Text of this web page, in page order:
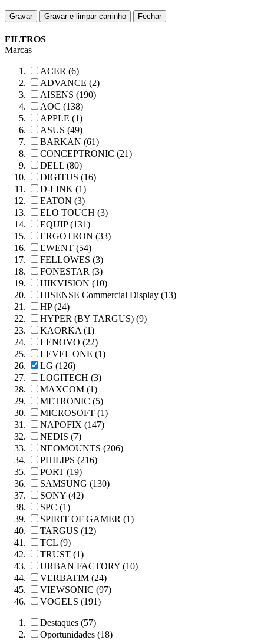
Gravar Gravar e limpar carrinho Fechar
FILTROS
Marcas
ACER (6)
ADVANCE (2)
AISENS (190)
AOC (138)
APPLE (1)
ASUS (49)
BARKAN (61)
CONCEPTRONIC (21)
DELL (80)
DIGITUS (16)
D-LINK (1)
EATON (3)
ELO TOUCH (3)
EQUIP (131)
ERGOTRON (33)
EWENT (54)
FELLOWES (3)
FONESTAR (3)
HIKVISION (10)
HISENSE Commercial Display (13)
HP (24)
HYPER (BY TARGUS) (9)
KAORKA (1)
LENOVO (22)
LEVEL ONE (1)
LG (126)
LOGITECH (3)
MAXCOM (1)
METRONIC (5)
MICROSOFT (1)
NAPOFIX (147)
NEDIS (7)
NEOMOUNTS (206)
PHILIPS (216)
PORT (19)
SAMSUNG (130)
SONY (42)
SPC (1)
SPIRIT OF GAMER (1)
TARGUS (12)
TCL (9)
TRUST (1)
URBAN FACTORY (10)
VERBATIM (24)
VIEWSONIC (97)
VOGELS (191)
Destaques (57)
Oportunidades (18)